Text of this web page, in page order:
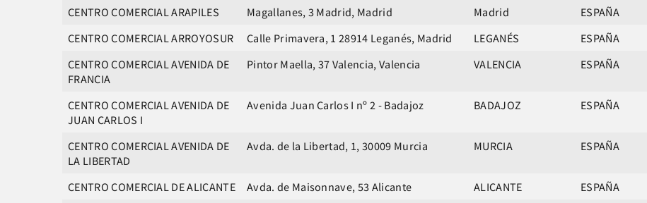
CENTRO COMERCIAL ARAPILES
Magallanes, 3 Madrid, Madrid Madrid ESPAÑA
CENTRO COMERCIAL ARROYOSUR
Calle Primavera, 1 28914 Leganés, Madrid LEGANÉS ESPAÑA
CENTRO COMERCIAL AVENIDA DE
FRANCIA
Pintor Maella, 37 Valencia, Valencia VALENCIA ESPAÑA
CENTRO COMERCIAL AVENIDA DE
JUAN CARLOS I
Avenida Juan Carlos I nº 2 - Badajoz BADAJOZ ESPAÑA
CENTRO COMERCIAL AVENIDA DE
LA LIBERTAD
Avda. de la Libertad, 1, 30009 Murcia MURCIA ESPAÑA
CENTRO COMERCIAL DE ALICANTE Avda. de Maisonnave, 53 Alicante ALICANTE ESPAÑA